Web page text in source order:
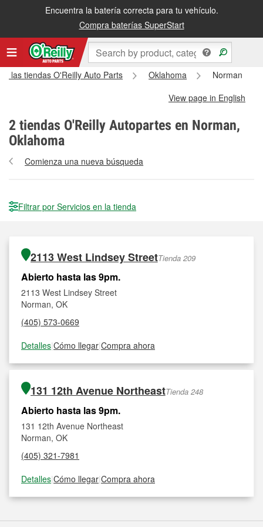
Encuentra la batería correcta para tu vehículo.
Compra baterías SuperStart
las tiendas O'Reilly Auto Parts Oklahoma
Norman
View page in English
2 tiendas O'Reilly Autopartes en Norman,
Oklahoma
Comienza una nueva búsqueda
Filtrar por Servicios en la tienda
2113 West Lindsey StreetTienda 209
Abierto hasta las 9pm.
2113 West Lindsey Street
Norman, OK
(405) 573-0669
Detalles|Cómo llegar|Compra ahora
131 12th Avenue NortheastTienda 248
Abierto hasta las 9pm.
131 12th Avenue Northeast
Norman, OK
(405) 321-7981
Detalles|Cómo llegar|Compra ahora